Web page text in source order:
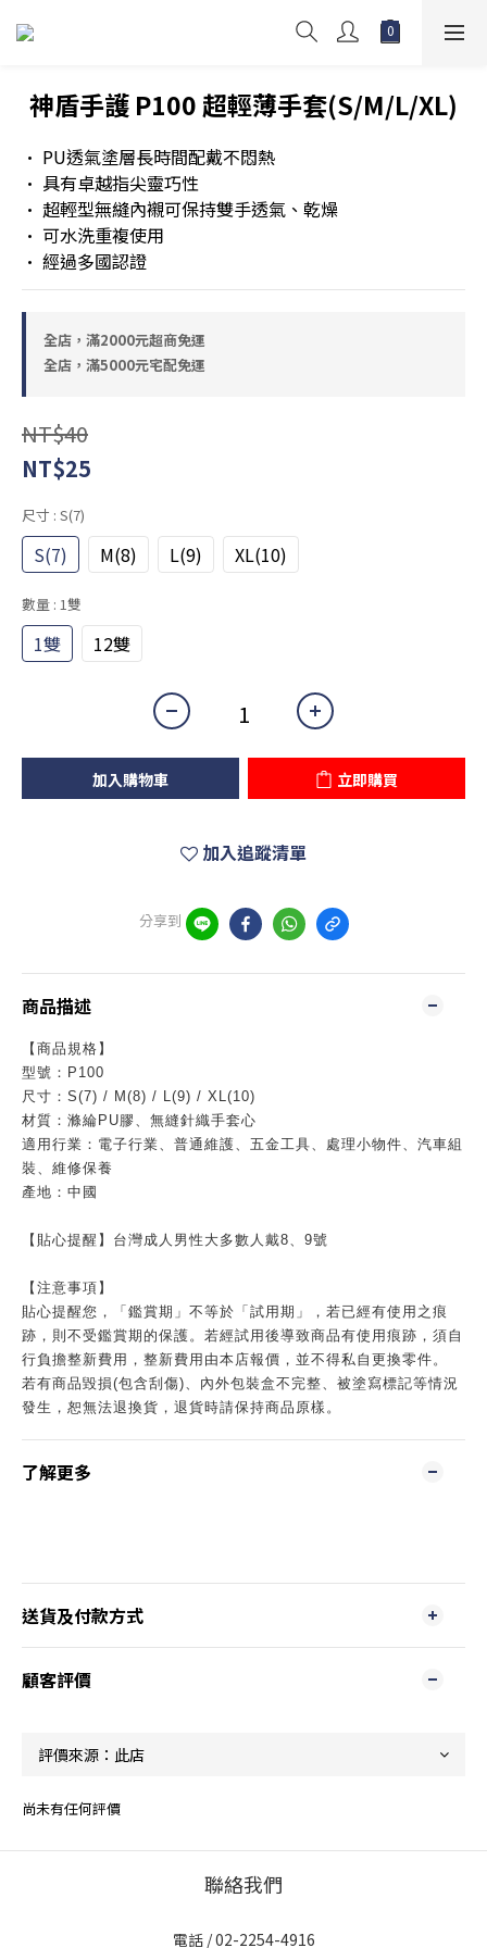
神盾手護 P100 超輕薄手套(S/M/L/XL)
• PU透氣塗層長時間配戴不悶熱
• 具有卓越指尖靈巧性
• 超輕型無縫內襯可保持雙手透氣、乾燥
• 可水洗重複使用
• 經過多國認證
全店，滿2000元超商免運
全店，滿5000元宅配免運
NT$40
NT$25
尺寸 : S(7)
S(7) M(8) L(9) XL(10)
數量 : 1雙
1雙 12雙
加入購物車 立即購買
加入追蹤清單
分享到
商品描述
【商品規格】
型號：P100
尺寸：S(7) / M(8) / L(9) / XL(10)
材質：滌綸PU膠、無縫針織手套心
適用行業：電子行業、普通維護、五金工具、處理小物件、汽車組
裝、維修保養
產地：中國
【貼心提醒】台灣成人男性大多數人戴8、9號
【注意事項】
貼心提醒您，「鑑賞期」不等於「試用期」，若已經有使用之痕
跡，則不受鑑賞期的保護。若經試用後導致商品有使用痕跡，須自
行負擔整新費用，整新費用由本店報價，並不得私自更換零件。
若有商品毀損(包含刮傷)、內外包裝盒不完整、被塗寫標記等情況
發生，恕無法退換貨，退貨時請保持商品原樣。
了解更多
送貨及付款方式
顧客評價
尚未有任何評價
聯絡我們
電話 / 02-2254-4916